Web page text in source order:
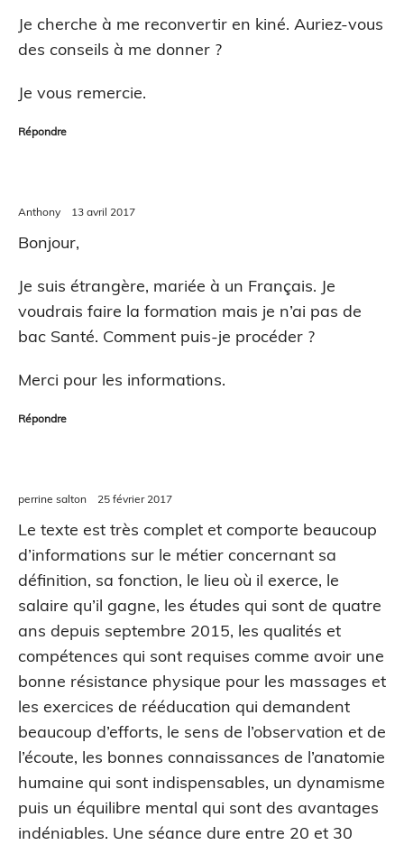
Je cherche à me reconvertir en kiné. Auriez-vous
des conseils à me donner ?
Je vous remercie.
Répondre
Anthony 13 avril 2017
Bonjour,
Je suis étrangère, mariée à un Français. Je
voudrais faire la formation mais je n’ai pas de
bac Santé. Comment puis-je procéder ?
Merci pour les informations.
Répondre
perrine salton 25 février 2017
Le texte est très complet et comporte beaucoup
d’informations sur le métier concernant sa
définition, sa fonction, le lieu où il exerce, le
salaire qu’il gagne, les études qui sont de quatre
ans depuis septembre 2015, les qualités et
compétences qui sont requises comme avoir une
bonne résistance physique pour les massages et
les exercices de rééducation qui demandent
beaucoup d’efforts, le sens de l’observation et de
l’écoute, les bonnes connaissances de l’anatomie
humaine qui sont indispensables, un dynamisme
puis un équilibre mental qui sont des avantages
indéniables. Une séance dure entre 20 et 30